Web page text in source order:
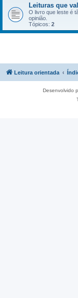
Leituras que
O livro que leste é
opinião.
Tópicos: 2
Leitura orientada
Desenvolvido